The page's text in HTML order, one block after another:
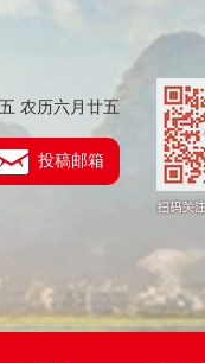
农历六月廿五
投稿邮箱